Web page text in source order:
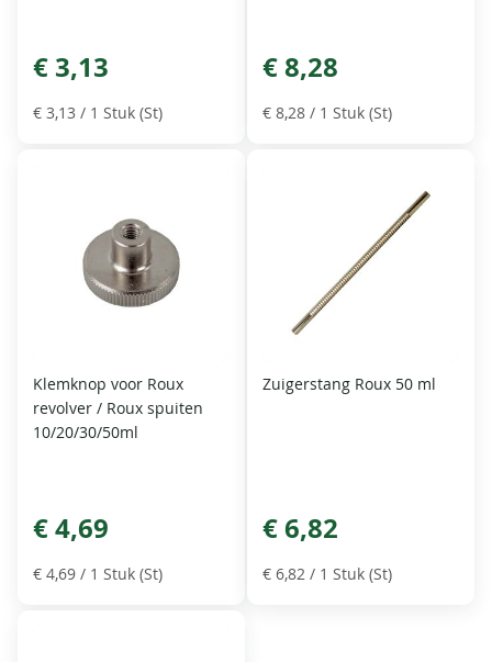
€ 3,13
€ 3,13 / 1 Stuk (St)
€ 8,28
€ 8,28 / 1 Stuk (St)
Klemknop voor Roux
revolver / Roux spuiten
10/20/30/50ml
€ 4,69
€ 4,69 / 1 Stuk (St)
Zuigerstang Roux 50 ml
€ 6,82
€ 6,82 / 1 Stuk (St)